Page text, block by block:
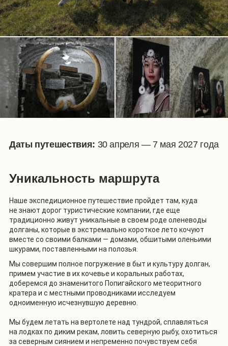
Даты путешествия: 30 апреля — 7 мая 2027 года
Уникальность маршрута
Наше экспедиционное путешествие пройдет там, куда
не знают дорог туристические компании, где еще
традиционно живут уникальные в своем роде оленеводы
долганы, которые в экстремально короткое лето кочуют
вместе со своими балками — домами, обшитыми оленьими
шкурами, поставленными на полозья.
Мы совершим полное погружение в быт и культуру долган,
примем участие в их кочевье и коральных работах,
доберемся до знаменитого Попигайского метеоритного
кратера и с местными проводниками исследуем
одноименную исчезнувшую деревню.
Мы будем летать на вертолете над тундрой, сплавляться
на лодках по диким рекам, ловить северную рыбу, охотиться
за северным сиянием и непременно почувствуем себя